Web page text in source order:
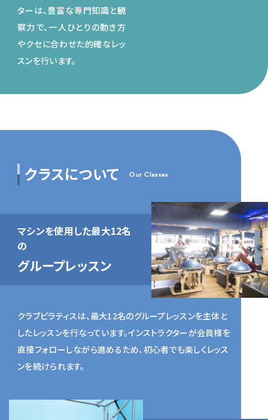
ターは、豊富な専門知識と観
察力で、一人ひとりの動き方
やクセに合わせた的確なレッ
スンを行います。
クラスについて Our Classes
マシンを使用した最大12名
の
グループレッスン
クラブピラティスは、最大12名のグループレッスンを主体と
したレッスンを行なっています。インストラクターが会員様を
直接フォローしながら進めるため、初心者でも楽しくレッス
ンを続けられます。